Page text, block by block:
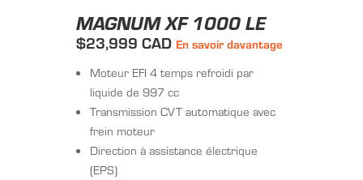
MAGNUM XF 1000 LE
$23,999 CAD En savoir davantage
Moteur EFI 4 temps refroidi par
liquide de 997 cc
Transmission CVT automatique avec
frein moteur
Direction à assistance électrique
(EPS)